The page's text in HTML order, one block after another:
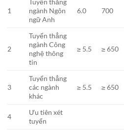
1
Tuyển thẳng
ngành Ngôn
ngữ Anh
6.0 700
2
Tuyển thẳng
ngành Công
nghệ thông
tin
≥ 5.5 ≥ 650
3
Tuyển thẳng
các ngành
khác
≥ 5.5 ≥ 650
4
Ưu tiên xét
tuyển